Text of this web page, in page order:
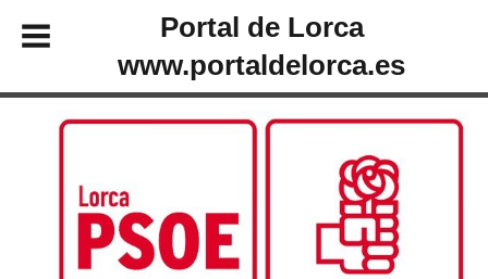
Portal de Lorca
www.portaldelorca.es